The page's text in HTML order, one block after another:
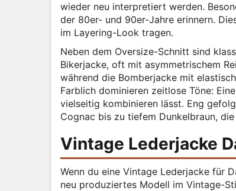
wieder neu interpretiert werden.
der 80er- und 90er-Jahre erinnern.
im Layering-Look tragen.
Neben dem Oversize-Schnitt sind
Bikerjacke, oft mit asymmetrischem
während die Bomberjacke mit
Farblich dominieren zeitlose Töne:
vielseitig kombinieren lässt. Eng
Cognac bis zu tiefem Dunkelbraun,
Vintage Lederjacke
Wenn du eine Vintage Lederjacke für
neu produziertes Modell im Vintage-